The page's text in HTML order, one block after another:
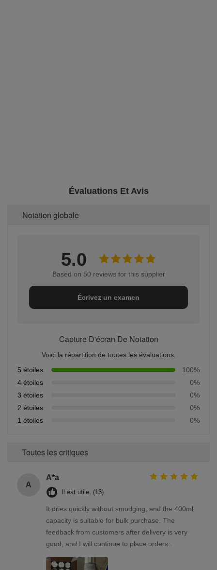
Évaluations Et Avis
Notation globale
5.0
Based on 50 reviews for this supplier
Écrivez un examen
Capture D'écran De Notation
Voici la répartition de toutes les évaluations.
5 étoiles
100%
4 étoiles
0%
3 étoiles
0%
2 étoiles
0%
1 étoiles
0%
Toutes les critiques
A
A*a
Il est utile. (13)
It dries quickly without smudging, and the 400ml
capacity is suitable for bulk purchase. The
feedback from customers after delivery is very
good, and I will continue to place orders..